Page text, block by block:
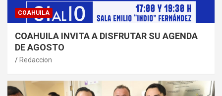
COAHUILA
COAHUILA INVITA A DISFRUTAR SU AGENDA
DE AGOSTO
Redaccion